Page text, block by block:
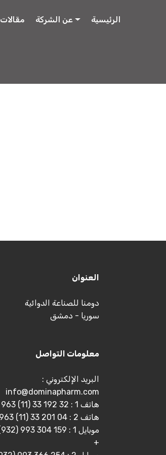
مقالات عن الشركة الرئيسية
العنوان
دومنا للصناعة الدوائية
سوريا - دمشق
معلومات التواصل
البريد الإلكتروني :
info@dominapharm.com
هاتف 1 : 32 192 33 (11) 963 +
هاتف 2 : 04 201 33 (11) 963 +
+